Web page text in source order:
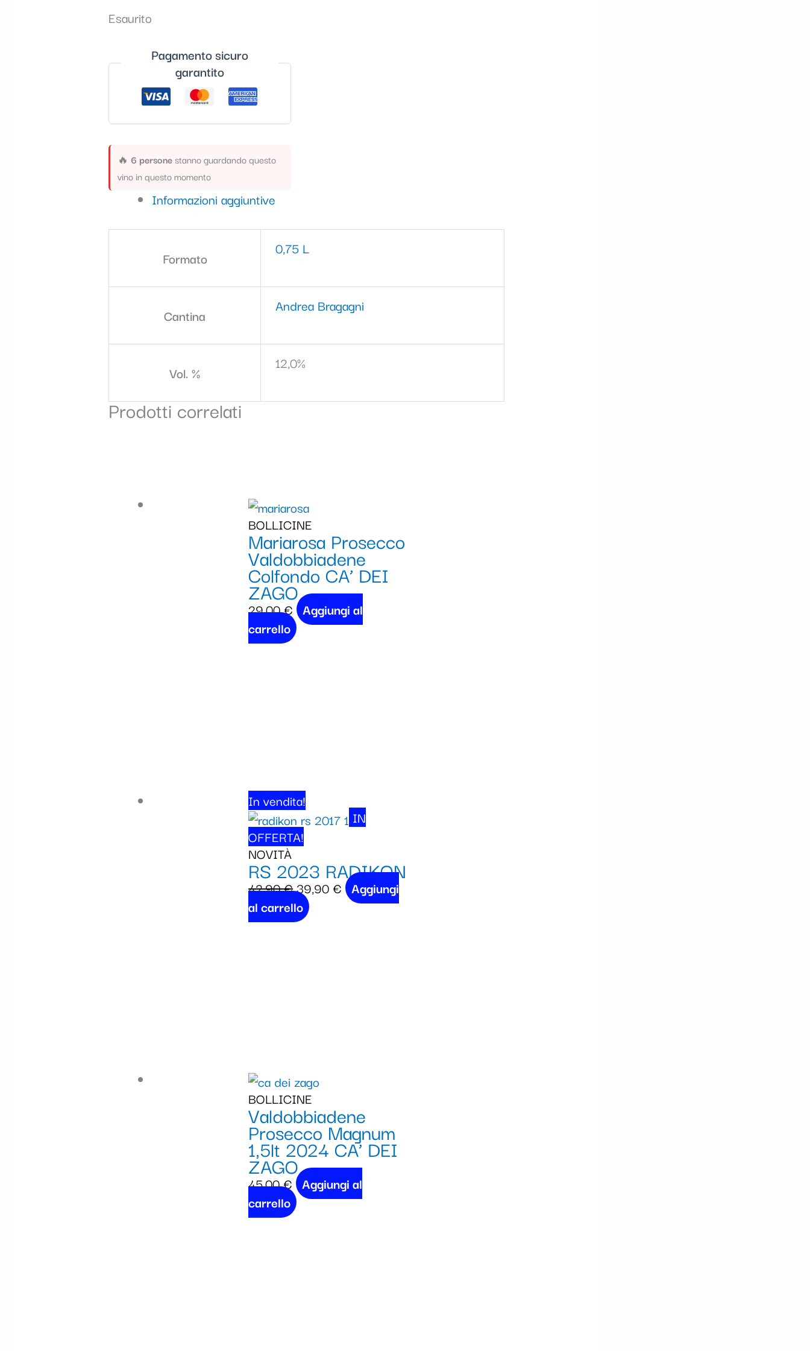
Esaurito
Pagamento sicuro
garantito
🔥 6 personestanno guardando questo
vino in questo momento
Informazioni aggiuntive
Formato
0,75 L
Cantina
Andrea Bragagni
Vol. %
12,0%
Prodotti correlati
BOLLICINE
Mariarosa Prosecco
Valdobbiadene
Colfondo CA’ DEI
ZAGO
29,00€ Aggiungi al
carrello
In vendita!
IN
OFFERTA!
NOVITÀ
RS 2023 RADIKON
42,90€39,90€ Aggiungi
al carrello
BOLLICINE
Valdobbiadene
Prosecco Magnum
1,5lt 2024 CA’ DEI
ZAGO
45,00€ Aggiungi al
carrello